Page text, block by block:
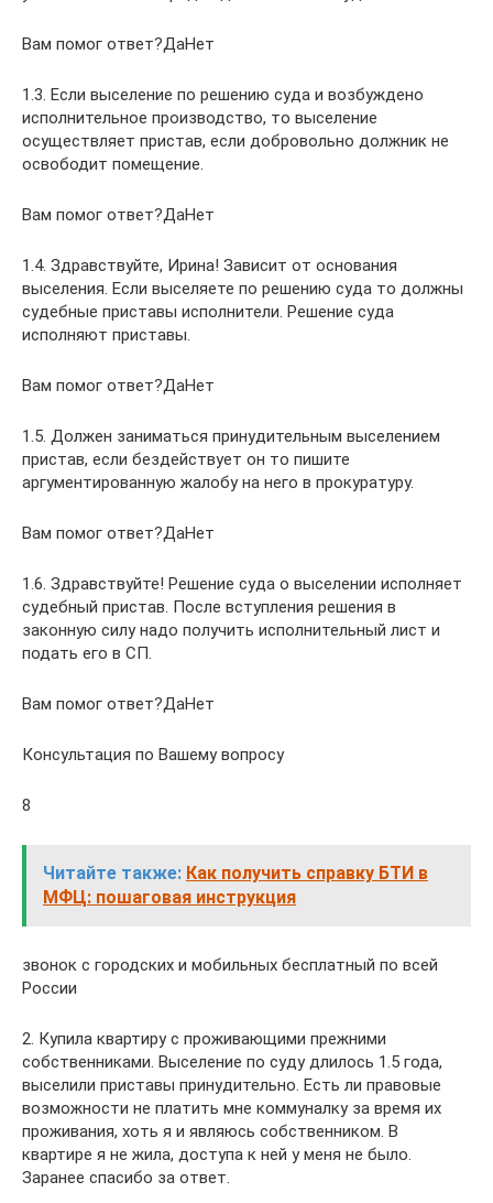
Вам помог ответ?ДаНет
1.3. Если выселение по решению суда и возбуждено
исполнительное производство, то выселение
осуществляет пристав, если добровольно должник не
освободит помещение.
Вам помог ответ?ДаНет
1.4. Здравствуйте, Ирина! Зависит от основания
выселения. Если выселяете по решению суда то должны
судебные приставы исполнители. Решение суда
исполняют приставы.
Вам помог ответ?ДаНет
1.5. Должен заниматься принудительным выселением
пристав, если бездействует он то пишите
аргументированную жалобу на него в прокуратуру.
Вам помог ответ?ДаНет
1.6. Здравствуйте! Решение суда о выселении исполняет
судебный пристав. После вступления решения в
законную силу надо получить исполнительный лист и
подать его в СП.
Вам помог ответ?ДаНет
Консультация по Вашему вопросу
8
Читайте также: Как получить справку БТИ в
МФЦ: пошаговая инструкция
звонок с городских и мобильных бесплатный по всей
России
2. Купила квартиру с проживающими прежними
собственниками. Выселение по суду длилось 1.5 года,
выселили приставы принудительно. Есть ли правовые
возможности не платить мне коммуналку за время их
проживания, хоть я и являюсь собственником. В
квартире я не жила, доступа к ней у меня не было.
Заранее спасибо за ответ.